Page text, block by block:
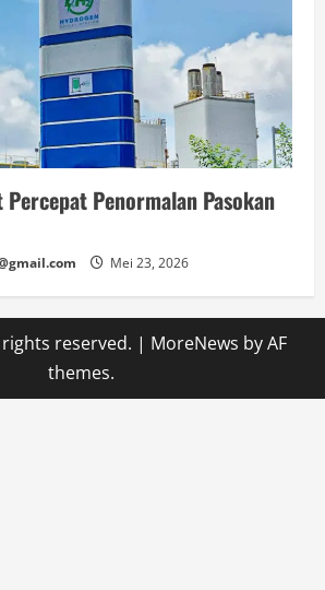
Percepat Penormalan Pasokan
Mei 23, 2026
reserved. | MoreNews by AF
themes.